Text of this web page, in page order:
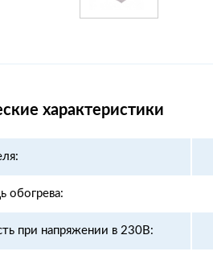
характеристики
обогрева:
при напряжении в 230В: